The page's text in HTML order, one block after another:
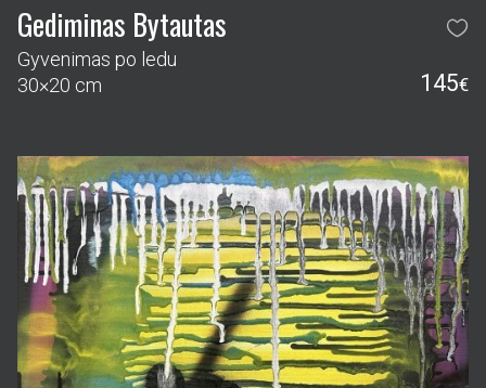
Gediminas Bytautas
Gyvenimas po ledu
30×20 cm
145€